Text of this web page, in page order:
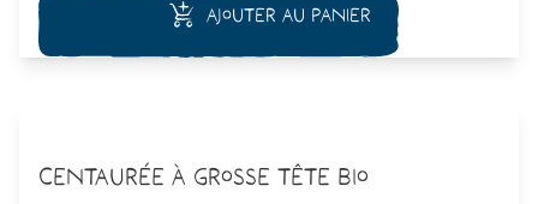
Ajouter au panier
Centaurée à grosse tête Bio